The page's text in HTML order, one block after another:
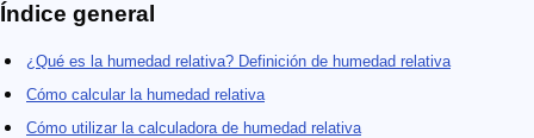
Índice general
¿Qué es la humedad relativa? Definición de humedad relativa
Cómo calcular la humedad relativa
Cómo utilizar la calculadora de humedad relativa